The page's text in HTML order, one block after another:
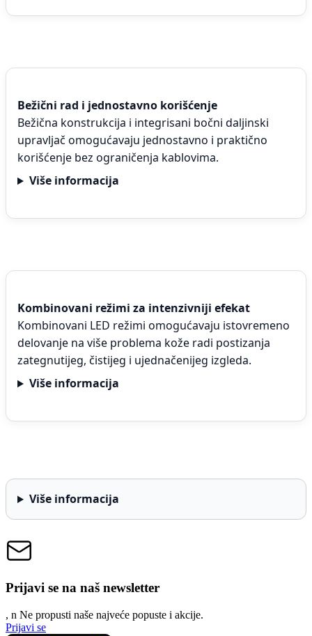
Bežični rad i jednostavno korišćenje
Bežična konstrukcija i integrisani bočni daljinski
upravljač omogućavaju jednostavno i praktično
korišćenje bez ograničenja kablovima.
Više informacija
Kombinovani režimi za intenzivniji efekat
Kombinovani LED režimi omogućavaju istovremeno
delovanje na više problema kože radi postizanja
zategnutijeg, čistijeg i ujednačenijeg izgleda.
Više informacija
Više informacija
Prijavi se na naš newsletter
, n Ne propusti naše najveće popuste i akcije.
Prijavi se